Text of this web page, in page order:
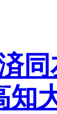
同
知